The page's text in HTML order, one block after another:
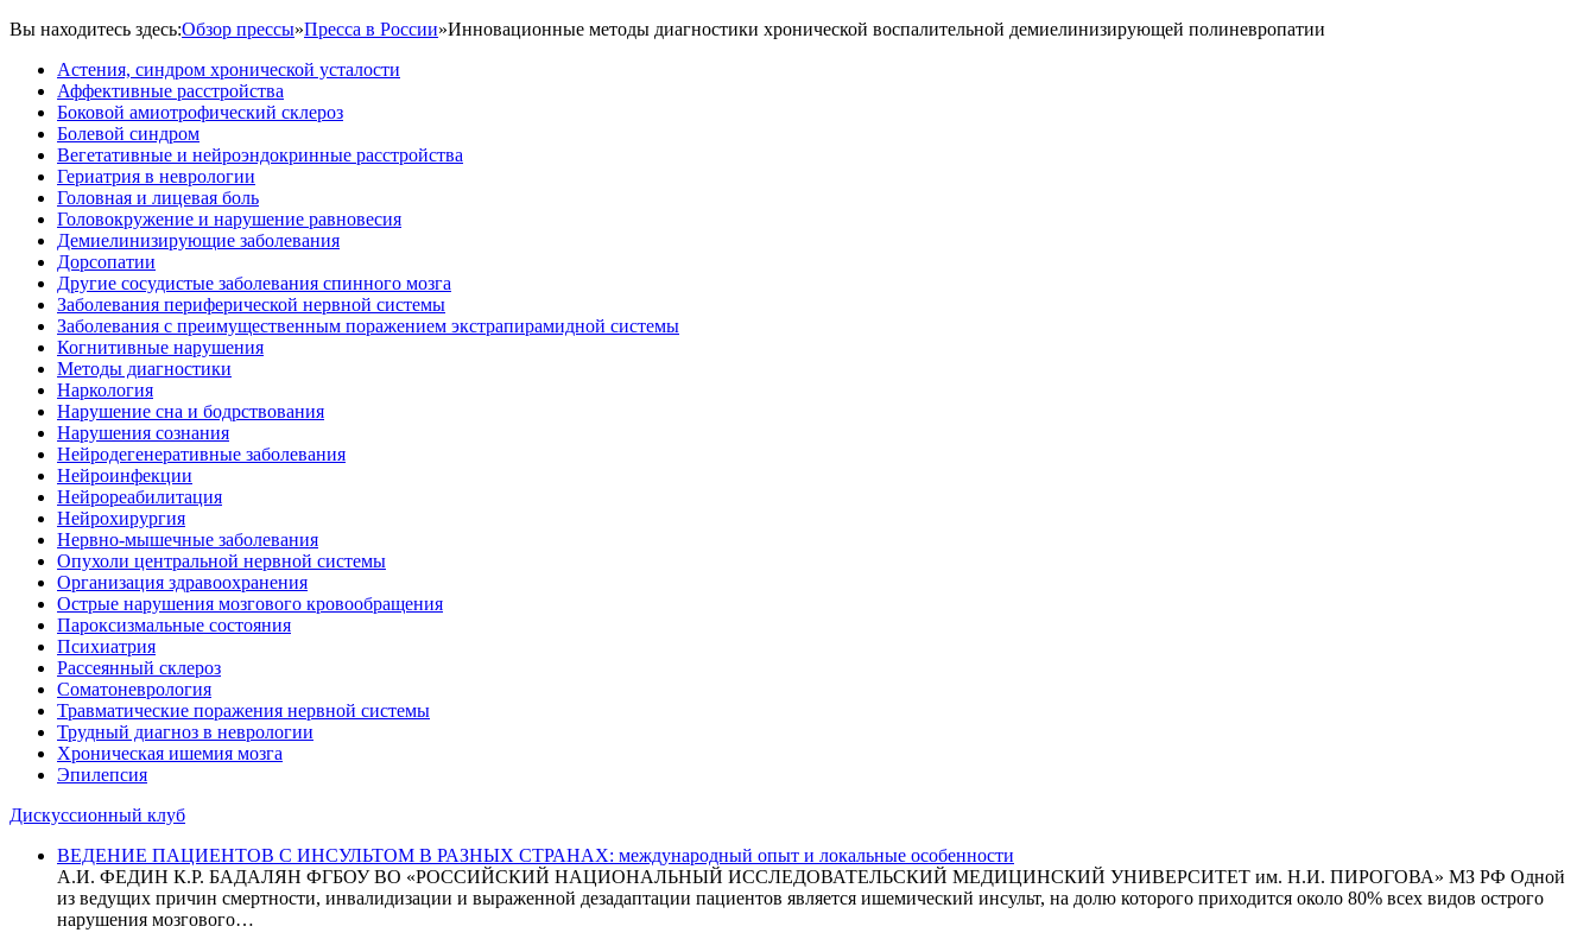
Вы находитесь здесь:Обзор прессы»Пресса в России»Инновационные методы диагностики хронической воспалительной демиелинизирующей полиневропатии
Астения, синдром хронической усталости
Аффективные расстройства
Боковой амиотрофический склероз
Болевой синдром
Вегетативные и нейроэндокринные расстройства
Гериатрия в неврологии
Головная и лицевая боль
Головокружение и нарушение равновесия
Демиелинизирующие заболевания
Дорсопатии
Другие сосудистые заболевания спинного мозга
Заболевания периферической нервной системы
Заболевания с преимущественным поражением экстрапирамидной системы
Когнитивные нарушения
Методы диагностики
Наркология
Нарушение сна и бодрствования
Нарушения сознания
Нейродегенеративные заболевания
Нейроинфекции
Нейрореабилитация
Нейрохирургия
Нервно-мышечные заболевания
Опухоли центральной нервной системы
Организация здравоохранения
Острые нарушения мозгового кровообращения
Пароксизмальные состояния
Психиатрия
Рассеянный склероз
Соматоневрология
Травматические поражения нервной системы
Трудный диагноз в неврологии
Хроническая ишемия мозга
Эпилепсия
Дискуссионный клуб
ВЕДЕНИЕ ПАЦИЕНТОВ С ИНСУЛЬТОМ В РАЗНЫХ СТРАНАХ: международный опыт и локальные особенности
А.И. ФЕДИН К.Р. БАДАЛЯН ФГБОУ ВО «РОССИЙСКИЙ НАЦИОНАЛЬНЫЙ ИССЛЕДОВАТЕЛЬСКИЙ МЕДИЦИНСКИЙ УНИВЕРСИТЕТ им. Н.И. ПИРОГОВА» МЗ РФ Одной
из ведущих причин смертности, инвалидизации и выраженной дезадаптации пациентов является ишемический инсульт, на долю которого приходится около 80% всех видов острого
нарушения мозгового…